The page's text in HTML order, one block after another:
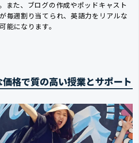
また、ブログの作成やポッドキャスト
毎週割り当てられ、英語力をリアルな
能になります。
価格で質の高い授業とサポート